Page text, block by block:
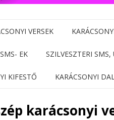
VERSEK
EK SZILVESZTERI SMS,
KIFESTŐ KARÁCSONYI
karácsonyi